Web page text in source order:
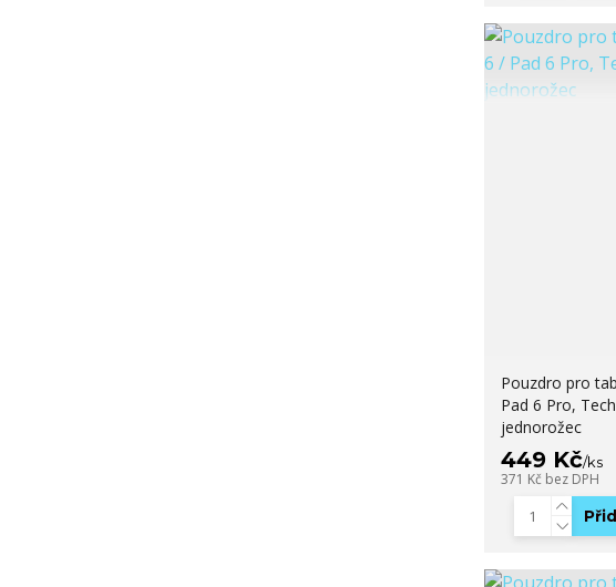
Pouzdro pro
Pad 6 Pro,
jednorožec
449 Kč/ks
371 Kč bez DPH